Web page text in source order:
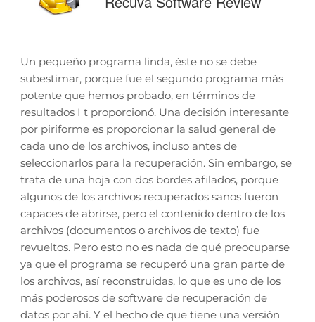
Un pequeño programa linda, éste no se debe
subestimar, porque fue el segundo programa más
potente que hemos probado, en términos de
resultados I t proporcionó. Una decisión interesante
por piriforme es proporcionar la salud general de
cada uno de los archivos, incluso antes de
seleccionarlos para la recuperación. Sin embargo, se
trata de una hoja con dos bordes afilados, porque
algunos de los archivos recuperados sanos fueron
capaces de abrirse, pero el contenido dentro de los
archivos (documentos o archivos de texto) fue
revueltos. Pero esto no es nada de qué preocuparse
ya que el programa se recuperó una gran parte de
los archivos, así reconstruidas, lo que es uno de los
más poderosos de software de recuperación de
datos por ahí. Y el hecho de que tiene una versión